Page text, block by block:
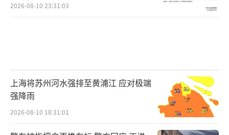
2026-08-10 23:31:03
上海将苏州河水强排至黄浦江 应对极端
强降雨
2026-08-10 18:31:01